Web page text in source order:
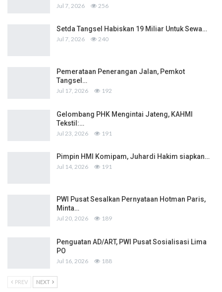
Jul 7, 2026 256
Setda Tangsel Habiskan 19 Miliar Untuk Sewa…
Jul 7, 2026 240
Pemerataan Penerangan Jalan, Pemkot
Tangsel…
Jul 17, 2026 192
Gelombang PHK Mengintai Jateng, KAHMI
Tekstil:…
Jul 23, 2026 191
Pimpin HMI Komipam, Juhardi Hakim siapkan…
Jul 14, 2026 191
PWI Pusat Sesalkan Pernyataan Hotman Paris,
Minta…
Jul 20, 2026 189
Penguatan AD/ART, PWI Pusat Sosialisasi Lima
PO
Jul 16, 2026 188
PREV NEXT